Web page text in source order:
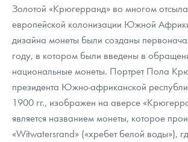
Золотой «Крюгерранд» во многом
европейской колонизации Южной
дизайна монеты были созданы
году, в котором были введены в
национальные монеты. Портрет Пола
президента Южно-африканской
1900 гг., изображен на аверсе
является названием монеты, которое
«Witwatersrand» («хребет белой воды»),